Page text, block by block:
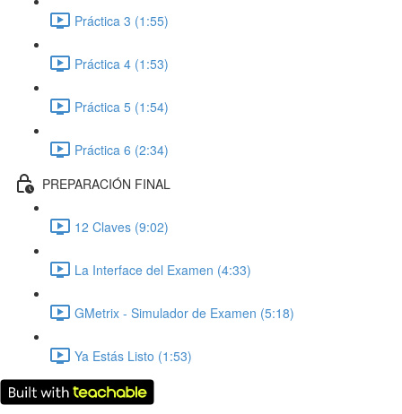
Práctica 3 (1:55)
Práctica 4 (1:53)
Práctica 5 (1:54)
Práctica 6 (2:34)
PREPARACIÓN FINAL
12 Claves (9:02)
La Interface del Examen (4:33)
GMetrix - Simulador de Examen (5:18)
Ya Estás Listo (1:53)